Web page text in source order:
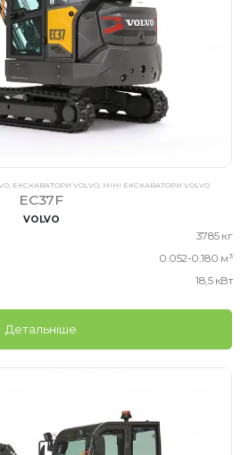
, ЕКСКАВАТОРИ VOLVO, МІНІ ЕКСКАВАТОРИ VOLVO
EC37F
VOLVO
3785 кг
0.052-0.180 м³
18,5 кВт
Детальніше